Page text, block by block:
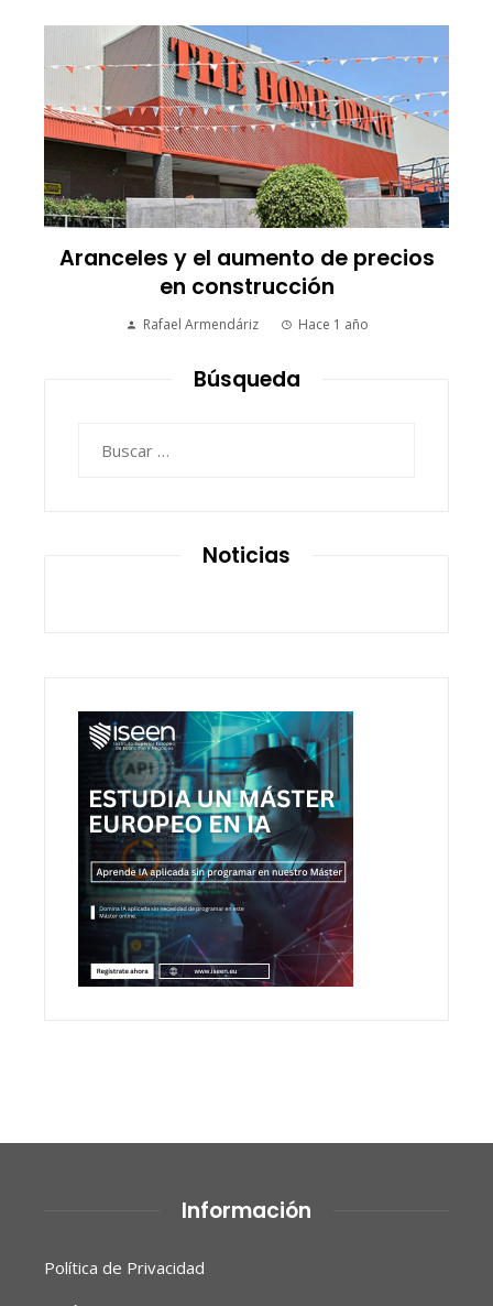
Aranceles y el aumento de precios
en construcción
Rafael Armendáriz Hace 1 año
Búsqueda
Noticias
Información
Política de Privacidad